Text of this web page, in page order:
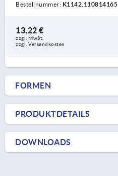
Bestellnummer: K1142.110814165
13,22 €
zzgl. MwSt.
zzgl. Versandkosten
FORMEN
PRODUKTDETAILS
DOWNLOADS